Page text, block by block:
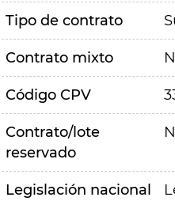
Tipo de contrato
Contrato mixto
Código CPV
Contrato/lote
reservado
Legislación nacional